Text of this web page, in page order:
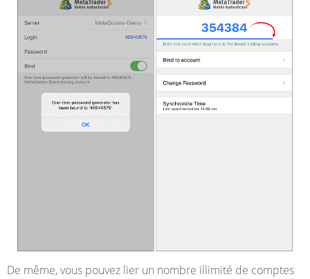
De même, vous pouvez lier un nombre illimité de comptes